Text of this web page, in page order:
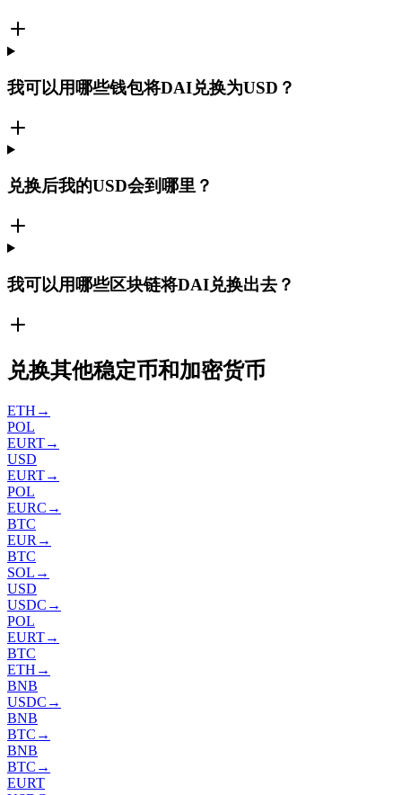
我可以用哪些钱包将DAI兑换为USD？
兑换后我的USD会到哪里？
我可以用哪些区块链将DAI兑换出去？
兑换其他稳定币和加密货币
ETH →
POL
EURT→
USD
EURT→
POL
EURC →
BTC
EUR →
BTC
SOL →
USD
USDC →
POL
EURT→
BTC
ETH →
BNB
USDC →
BNB
BTC →
BNB
BTC →
EURT